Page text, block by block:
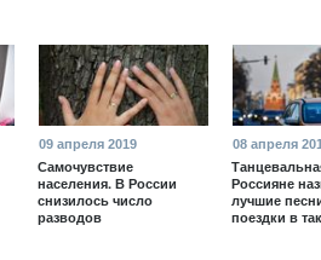
09 апреля 2019
Самочувствие
населения. В России
снизилось число
разводов
08 апреля
Россияне
лучшие
поездки в